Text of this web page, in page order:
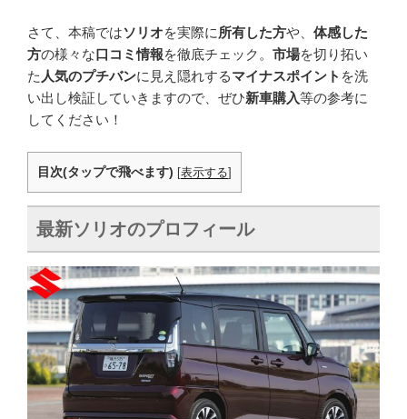
さて、本稿ではソリオを実際に所有した方や、 体感した
方の様々な口コミ情報を徹底チェック。 市場を切り拓い
た 人気のプチバンに見え隠れするマイナスポイント を洗
い出し検証していきますので、ぜひ新車購入等の参考に
してください！
目次(タップで飛べます) [表示する]
最新ソリオのプロフィール